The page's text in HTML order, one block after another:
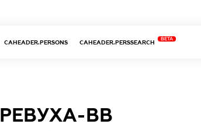
CAHEADER.PERSONS CAHEADER.PERSSEARCH
BETA
РЕВУХА-ВВ